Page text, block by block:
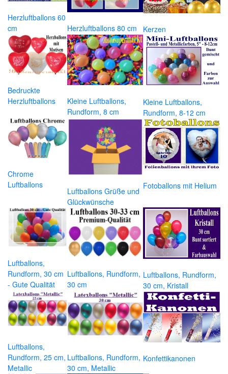
Herzluftballons 60
cm
Herzluftballons 80 cm Kerzen
Bedruckte
Herzluftballons
Kleine Luftballons,
Rundform, 8 cm
Kleine Luftballons,
Rundform, 8-12 cm
Chrome
Luftballons
Luftballons Grüße und
Glückwünsche
Fotoballons mit Helium
Luftballons,
Rundform, 30 cm
- Gute Qualität
Luftballons, Rundform,
30 cm
Luftballons, Rundform,
30 cm, Kristall
Luftballons,
Rundform, 25 cm,
Metallic
Luftballons, Rundform,
30 cm, Metallic
Konfettikanonen